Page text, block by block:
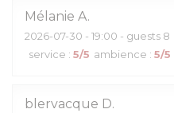
Mélanie A
2026-07-30 - 19:00 - guests 8
service : 5/5 ambience : 5/5
blervacque D